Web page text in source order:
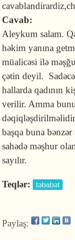
Cavab:
Aleykum salam.
həkim yanına
müalicəsi ilə
çətin deyil. Sadəcə
hallarda qadının
verilir. Amma
başqa buna bənzər
sahədə məşhur
sayılır.
Teqlər: təbabət
Paylaş: